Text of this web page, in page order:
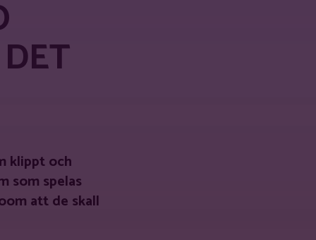
klippt och
som spelas
att de skall